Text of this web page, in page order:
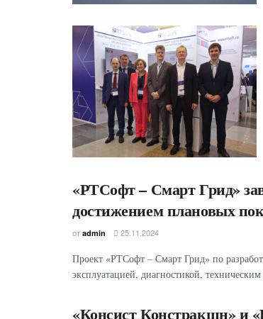
«РТСофт – Смарт Грид»
достижением плановых
от admin 25.11.2024
Проект «РТСофт – Смарт Грид» по
эксплуатацией, диагностикой,
«Консист Констракшн» и